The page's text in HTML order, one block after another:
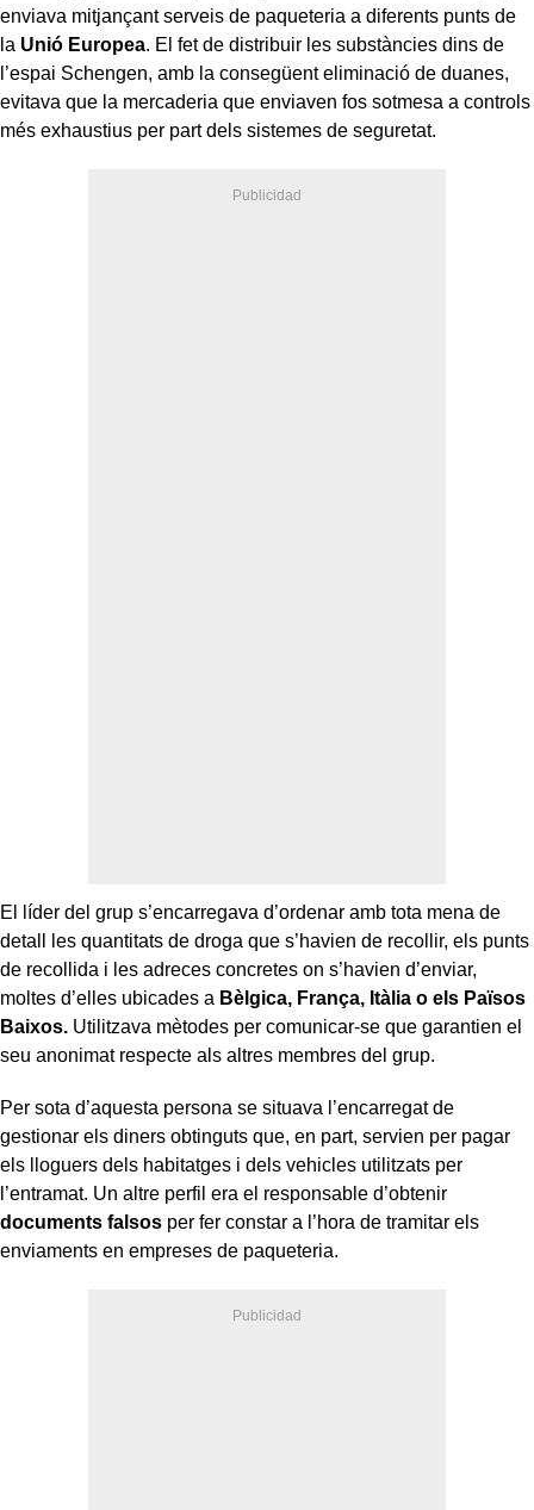
enviava mitjançant serveis de paqueteria a diferents punts de
la Unió Europea. El fet de distribuir les substàncies dins de
l’espai Schengen, amb la consegüent eliminació de duanes,
evitava que la mercaderia que enviaven fos sotmesa a controls
més exhaustius per part dels sistemes de seguretat.
El líder del grup s’encarregava d’ordenar amb tota mena de
detall les quantitats de droga que s’havien de recollir, els punts
de recollida i les adreces concretes on s’havien d’enviar,
moltes d’elles ubicades a Bèlgica, França, Itàlia o els Països
Baixos. Utilitzava mètodes per comunicar-se que garantien el
seu anonimat respecte als altres membres del grup.
Per sota d’aquesta persona se situava l’encarregat de
gestionar els diners obtinguts que, en part, servien per pagar
els lloguers dels habitatges i dels vehicles utilitzats per
l’entramat. Un altre perfil era el responsable d’obtenir
documents falsos per fer constar a l’hora de tramitar els
enviaments en empreses de paqueteria.